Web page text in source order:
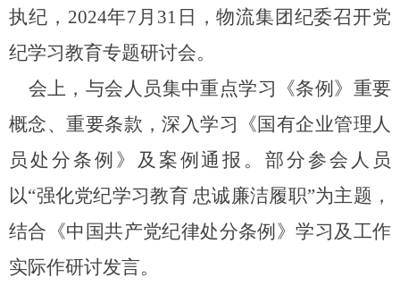
执纪， 2024年7月31日，物流集团纪委召开党
纪学习教育专题研讨会。
会上，与会人员集中重点学习《条例》重要
概念、重要条款，深入学习《国有企业管理人
员处分条例》及案例通报。部分参会人员
以“强化党纪学习教育 忠诚廉洁履职”为主题，
结合《中国共产党纪律处分条例》学习及工作
实际作研讨发言。